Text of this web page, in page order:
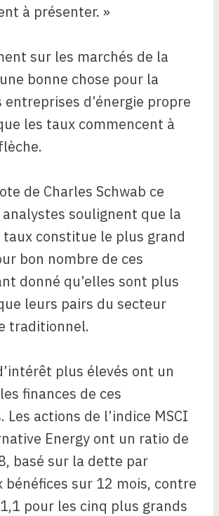
à présenter. »
sur les marchés de la
bonne chose pour la
d’énergie propre
les taux commencent à
de Charles Schwab ce
analystes soulignent que la
taux constitue le plus grand
bon nombre de ces
donné qu’elles sont plus
leurs pairs du secteur
traditionnel.
plus élevés ont un
finances de ces
Les actions de l’indice MSCI
Energy ont un ratio de
basé sur la dette par
bénéfices sur 12 mois, contre
pour les cinq plus grands